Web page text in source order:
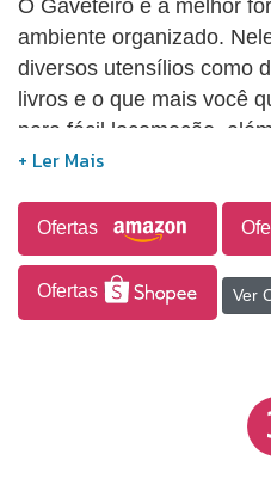
O Gaveteiro é a melhor
ambiente organizado.
diversos utensílios como
livros e o que mais você
para fácil locomoção,
leve, prático, fácil de
Ofertas
Ofertas Ver